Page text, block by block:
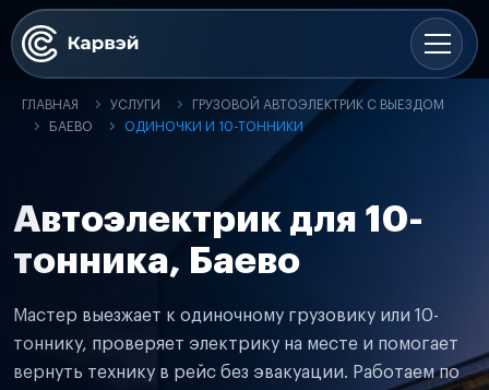
ГЛАВНАЯ УСЛУГИ
ГРУЗОВОЙ АВТОЭЛЕКТРИК С ВЫЕЗДОМ
БАЕВО
ОДИНОЧКИ И 10-ТОННИКИ
Автоэлектрик для 10-
тонника, Баево
Мастер выезжает к одиночному грузовику или 10-
тоннику, проверяет электрику на месте и помогает
вернуть технику в рейс без эвакуации. Работаем по